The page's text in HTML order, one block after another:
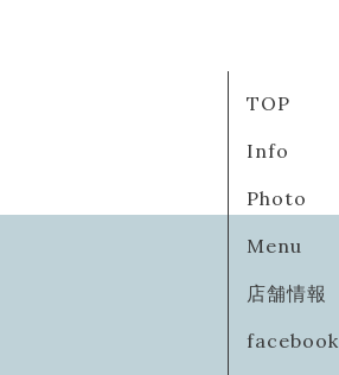
TOP
Info
Photo
Menu
店舗情報
facebook